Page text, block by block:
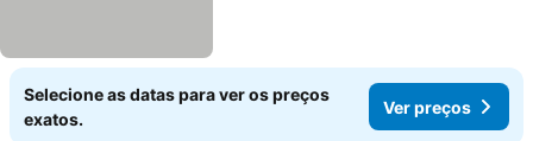
Selecione as datas para ver os preços
exatos.
Ver preços